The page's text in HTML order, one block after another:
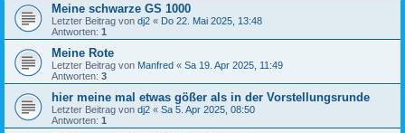
Meine schwarze GS 1000
Letzter Beitrag von dj2 « Do 22. Mai 2025, 13:48
Antworten: 1
Meine Rote
Letzter Beitrag von Manfred « Sa 19. Apr 2025, 11:49
Antworten: 3
hier meine mal etwas gößer als in der Vorstellungsrunde
Letzter Beitrag von dj2 « Sa 5. Apr 2025, 08:50
Antworten: 1